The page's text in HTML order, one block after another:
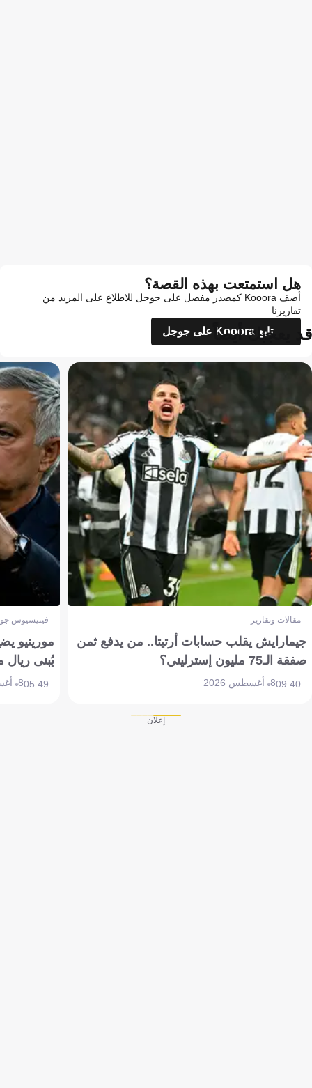
هل استمتعت بهذه القصة؟
أضف Kooora كمصدر مفضل على جوجل للاطلاع على المزيد من
تقاريرنا
تابع Kooora على جوجل
قد يعجبك أيضاً
مقالات وتقارير
جيمارايش يقلب حسابات أرتيتا.. من يدفع ثمن
صفقة الـ75 مليون إسترليني؟
09:408 أغسطس 2026
فينيسيوس
مورينيو
يُبنى ريال
05:498 أغسطس 2026
إعلان